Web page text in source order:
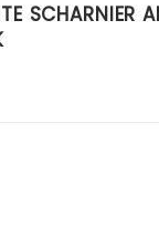
SCHARNIER